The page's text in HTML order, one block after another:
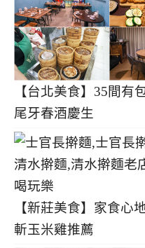
【台北美食】35間有
尾牙春酒慶生
【新莊美食】家食心
斬玉米雞推薦